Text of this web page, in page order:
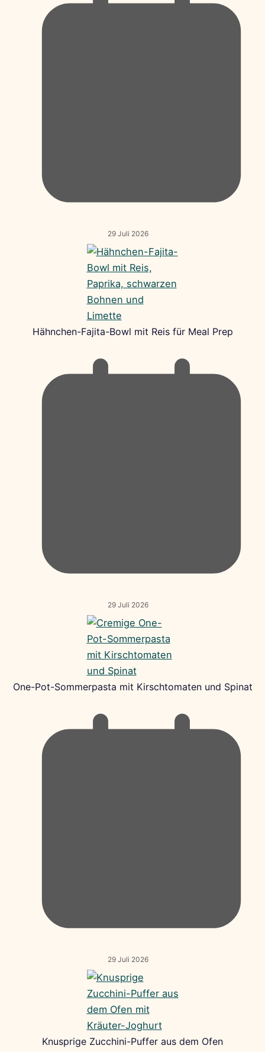
29 Juli 2026
Hähnchen-Fajita-Bowl mit Reis für Meal Prep
29 Juli 2026
One-Pot-Sommerpasta mit Kirschtomaten und Spinat
29 Juli 2026
Knusprige Zucchini-Puffer aus dem Ofen